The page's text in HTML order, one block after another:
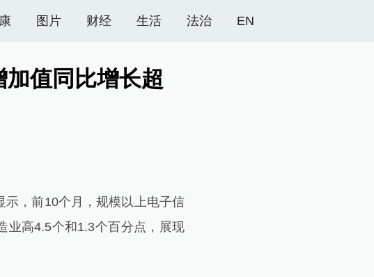
图片 财经 生活 法治 EN
值同比增长超
示，前10个月，规模以上电子信
业高4.5个和1.3个百分点，展现